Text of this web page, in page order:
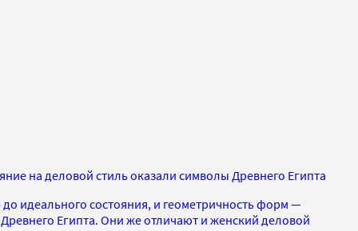
на деловой стиль оказали символы Древнего Египта
идеального состояния, и геометричность форм —
Египта. Они же отличают и женский деловой